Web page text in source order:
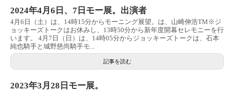
2024年4月6日、7日モー展。出演者
4月6日（土）は、14時15分からモーニング展望。は、山崎伸浩TM※ジ
ョッキーズトークはお休みし、13時50分から新年度開幕セレモニーを行
います。 4月7日（日）は、14時05分からジョッキーズトークは、石本
純也騎手と城野慈尚騎手モ...
記事を読む
2023年3月28日モー展。